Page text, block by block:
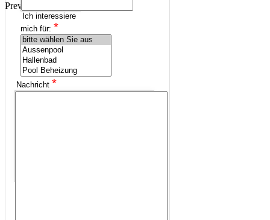
Previous
Ich interessiere
mich für: *
Nachricht *